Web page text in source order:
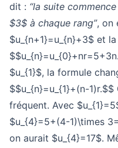
dit : “la suite
$3$ à chaque rang”, on
$u_{n+1}=u_{n}+3$ et
$u_{1}$, la formule
$$u_{n}=u_{1}+(n-1)r.$$
fréquent. Avec
$u_{4}=5+(4-1)\times
on aurait $u_{4}=17$.